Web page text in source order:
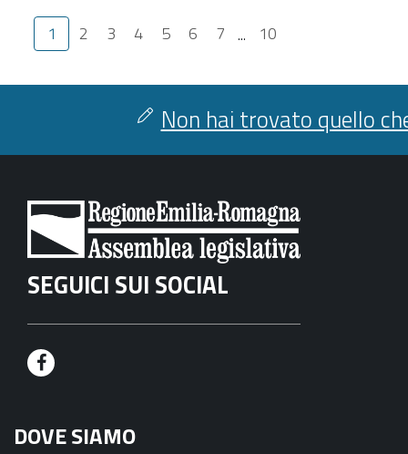
1 2 3 4 5 6 7 ... 10
Non hai trovato quello
SEGUICI SUI SOCIAL
F
c
DOVE SIAMO